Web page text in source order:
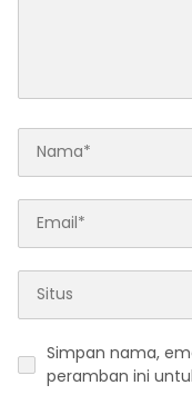
Simpan nama,
peramban ini